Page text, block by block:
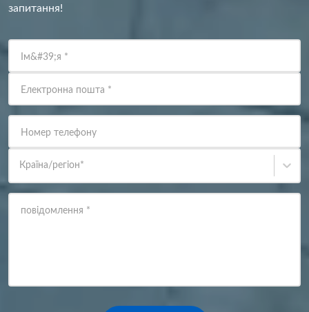
запитання!
Ім&#39;я *
Електронна пошта *
Номер телефону
Країна/регіон*
повідомлення *